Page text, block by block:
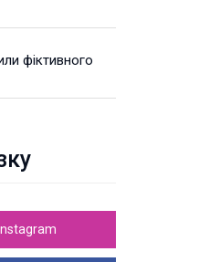
фіктивного
та Sony G-
Державний
Instagram